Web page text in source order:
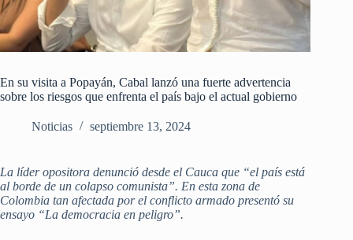
En su visita a Popayán, Cabal lanzó una fuerte advertencia
sobre los riesgos que enfrenta el país bajo el actual gobierno
Noticias septiembre 13, 2024
La líder opositora denunció desde el Cauca que “el país está
al borde de un colapso comunista”. En esta zona de
Colombia tan afectada por el conflicto armado presentó su
ensayo “La democracia en peligro”.